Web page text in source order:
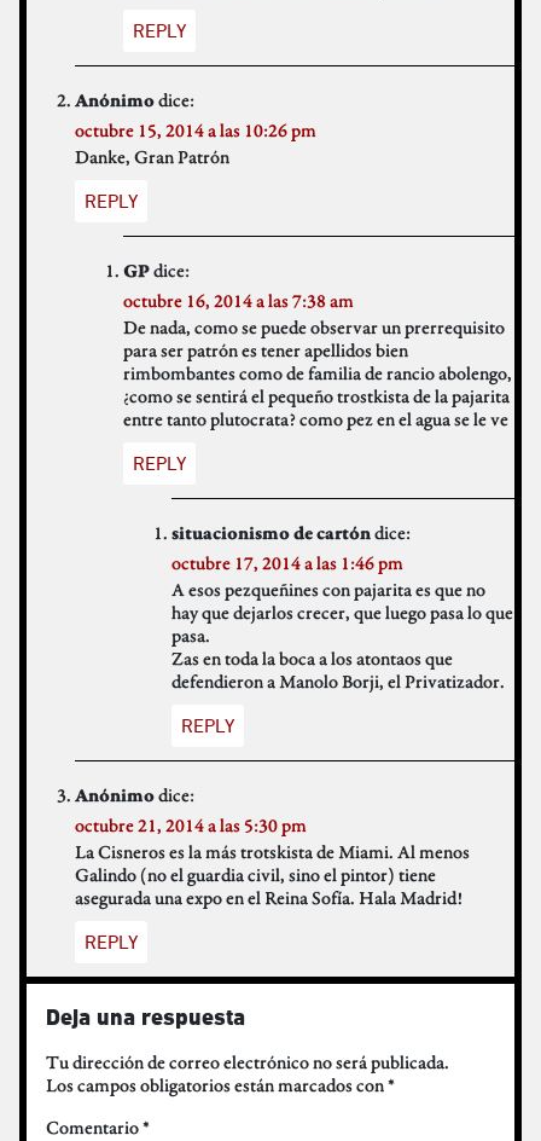
REPLY
Anónimodice:
octubre 15, 2014 a las 10:26 pm
Danke, Gran Patrón
REPLY
GPdice:
octubre 16, 2014 a las 7:38 am
De nada, como se puede observar un prerrequisito
para ser patrón es tener apellidos bien
rimbombantes como de familia de rancio abolengo,
¿como se sentirá el pequeño trostkista de la pajarita
entre tanto plutocrata? como pez en el agua se le ve
REPLY
situacionismo de cartóndice:
octubre 17, 2014 a las 1:46 pm
A esos pezqueñines con pajarita es que no
hay que dejarlos crecer, que luego pasa lo que
pasa.
Zas en toda la boca a los atontaos que
defendieron a Manolo Borji, el Privatizador.
REPLY
Anónimodice:
octubre 21, 2014 a las 5:30 pm
La Cisneros es la más trotskista de Miami. Al menos
Galindo (no el guardia civil, sino el pintor) tiene
asegurada una expo en el Reina Sofía. Hala Madrid!
REPLY
Deja una respuesta
Tu dirección de correo electrónico no será publicada.
Los campos obligatorios están marcados con*
Comentario*